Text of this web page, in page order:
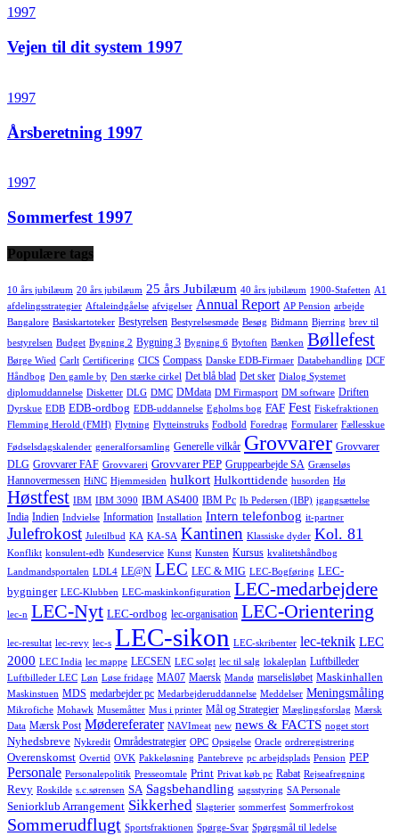
1997
Vejen til dit system 1997
1997
Årsberetning 1997
1997
Sommerfest 1997
Populære tags
10 års jubilæum 20 års jubilæum 25 års Jubilæum 40 års jubilæum 1900-Stafetten A1
afdelingsstrategier Aftaleindgåelse afvigelser Annual Report AP Pension arbejde
Bangalore Basiskartoteker Bestyrelsen Bestyrelsesmøde Besøg Bidmann Bjerring brev til
bestyrelsen Budget Bygning 2 Bygning 3 Bygning 6 Bytoften Bænken Bøllefest
Børge Wied Carlt Certificering CICS Compass Danske EDB-Firmaer Databehandling DCF
Håndbog Den gamle by Den stærke cirkel Det blå blad Det sker Dialog Systemet
diplomuddannelse Disketter DLG DMC DMdata DM Firmasport DM software Driften
Dyrskue EDB EDB-ordbog EDB-uddannelse Egholms bog FAF Fest Fiskefraktionen
Flemming Herold (FMH) Flytning Flytteinstruks Fodbold Foredrag Formularer Fællesskue
Fødselsdagskalender generalforsamling Generelle vilkår Grovvarer Grovvarer
DLG Grovvarer FAF Grovvareri Grovvarer PEP Gruppearbejde SA Grænseløs
Hannovermessen HiNC Hjemmesiden hulkort Hulkorttidende husorden Hø
Høstfest IBM IBM 3090 IBM AS400 IBM Pc Ib Pedersen (IBP) igangsættelse
India Indien Indvielse Information Installation Intern telefonbog it-partner
Julefrokost Juletilbud KA KA-SA Kantinen Klassiske dyder Kol. 81
Konflikt konsulent-edb Kundeservice Kunst Kunsten Kursus kvalitetshåndbog
Landmandsportalen LDL4 LE@N LEC LEC & MIG LEC-Bogføring LEC-
bygninger LEC-Klubben LEC-maskinkonfiguration LEC-medarbejdere
lec-n LEC-Nyt LEC-ordbog lec-organisation LEC-Orientering
lec-resultat lec-revy lec-s LEC-sikon LEC-skribenter lec-teknik LEC
2000 LEC India lec mappe LECSEN LEC solgt lec til salg lokaleplan Luftbilleder
Luftbilleder LEC Løn Løse fridage MA07 Maersk Mandø marselisløbet Maskinhallen
Maskinstuen MDS medarbejder pc Medarbejderuddannelse Meddelser Meningsmåling
Mikrofiche Mohawk Musemåtter Mus i printer Mål og Strategier Mæglingsforslag Mærsk
Data Mærsk Post Mødereferater NAVImeat new news & FACTS noget stort
Nyhedsbreve Nykredit Områdestrategier OPC Opsigelse Oracle ordreregistrering
Overenskomst Overtid OVK Pakkeløsning Pantebreve pc arbejdsplads Pension PEP
Personale Personalepolitik Presseomtale Print Privat køb pc Rabat Rejseafregning
Revy Roskilde s.c.sørensen SA Sagsbehandling sagsstyring SA Personale
Seniorklub Arrangement Sikkerhed Slagterier sommerfest Sommerfrokost
Sommerudflugt Sportsfraktionen Spørge-Svar Spørgsmål til ledelse